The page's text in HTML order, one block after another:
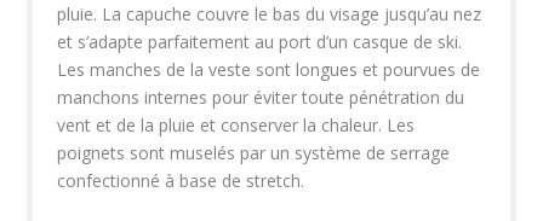
pluie. La capuche couvre le bas du visage jusqu’au nez
et s’adapte parfaitement au port d’un casque de ski.
Les manches de la veste sont longues et pourvues de
manchons internes pour éviter toute pénétration du
vent et de la pluie et conserver la chaleur. Les
poignets sont muselés par un système de serrage
confectionné à base de stretch.